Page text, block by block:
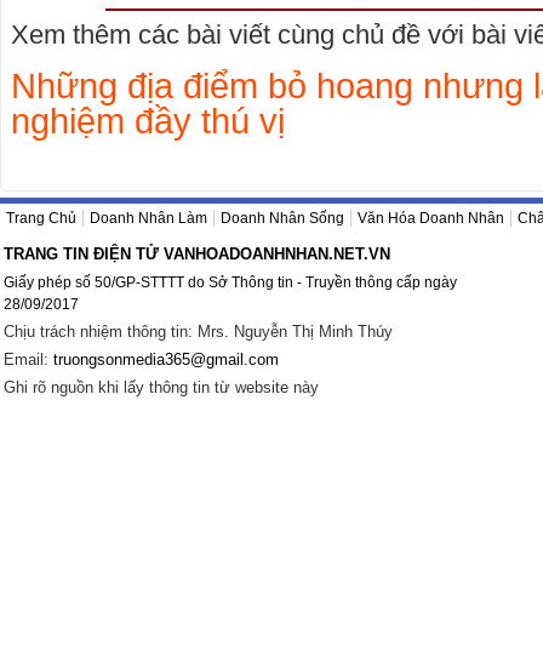
Xem thêm các bài viết cùng chủ đề với bài
Những địa điểm bỏ hoang nhưng
nghiệm đầy thú vị
Trang Chủ Doanh Nhân Làm Doanh Nhân Sống Văn Hóa Doanh Nhân
TRANG TIN ĐIỆN TỬ VANHOADOANHNHAN.NET.VN
Giấy phép số 50/GP-STTTT do Sở Thông tin - Truyền thông cấp ngày
28/09/2017
Chịu trách nhiệm thông tin: Mrs. Nguyễn Thị Minh Thúy
Email: truongsonmedia365@gmail.com
Ghi rõ nguồn khi lấy thông tin từ website này